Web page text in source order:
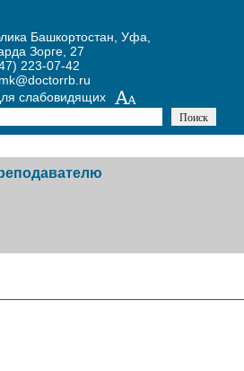
Башкортостан, Уфа,
Зорге, 27
223-07-42
слабовидящих